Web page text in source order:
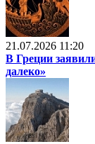
21.07.2026 11:20
В Греции
далеко»